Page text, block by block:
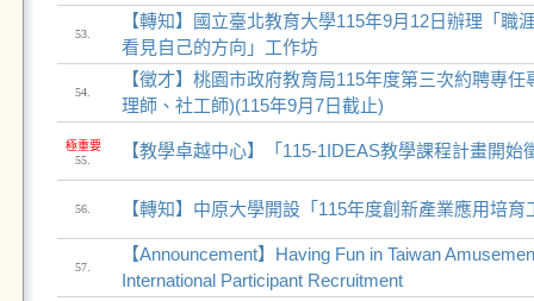
53.
【轉知】國立臺北教育大學115年9月12日辦理「職
看見自己的方向」工作坊
54.
【徵才】桃園市政府教育局115年度第三次約聘專
理師、社工師)(115年9月7日截止)
極重要
55.
【教學卓越中心】「115-1IDEAS教學課程計畫開始
56. 【轉知】中原大學開設「115年度創新產業應用培育
57.
【Announcement】Having Fun in Taiwan
International Participant Recruitment